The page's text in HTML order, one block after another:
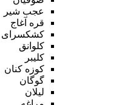
عجب شیر
قره آغاج
کشکسرای
کلوانق
کلیبر
کوزه کنان
گوگان
لیلان